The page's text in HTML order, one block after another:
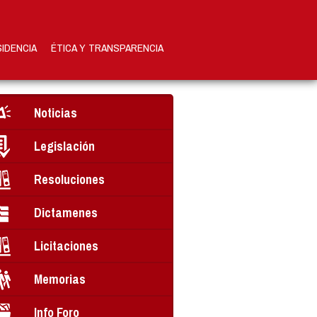
ÉTICA Y TRANSPARENCIA
Noticias
Legislación
Resoluciones
Dictamenes
Licitaciones
Memorias
Info Foro